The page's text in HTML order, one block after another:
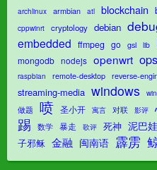
archlinux armbian atl blockchain
cppwinrt cryptology debian
embedded ffmpeg go gsl lib
mongodb nodejs openwrt ops
raspbian
remote-desktop reverse-
streaming-media windows
做题 喷 圣小开 寓言 对联 影评
踢
数学 暴走 歌评 死神 泥巴娃
子邪稣 金融 闽南语 霹雳